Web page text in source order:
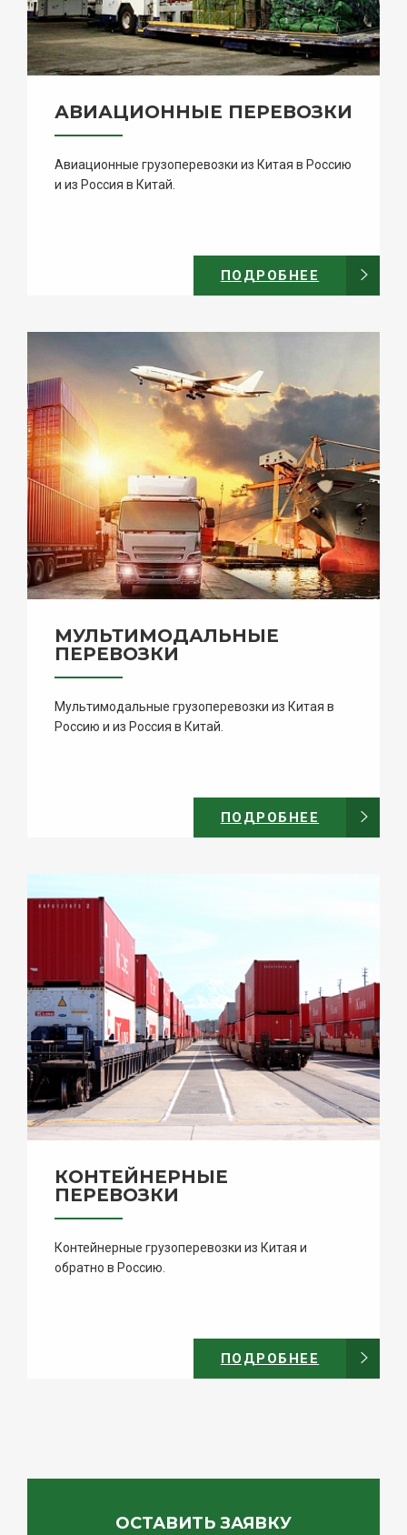
АВИАЦИОННЫЕ ПЕРЕВОЗКИ
Авиационные грузоперевозки из Китая в Россию
и из Россия в Китай.
ПОДРОБНЕЕ
МУЛЬТИМОДАЛЬНЫЕ
ПЕРЕВОЗКИ
Мультимодальные грузоперевозки из Китая в
Россию и из Россия в Китай.
ПОДРОБНЕЕ
КОНТЕЙНЕРНЫЕ
ПЕРЕВОЗКИ
Контейнерные грузоперевозки из Китая и
обратно в Россию.
ПОДРОБНЕЕ
ОСТАВИТЬ ЗАЯВКУ